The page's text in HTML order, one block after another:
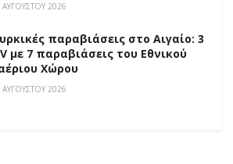
ΑΥΓΟΎΣΤΟΥ 2026
παραβιάσεις στο Αιγαίο: 3
με 7 παραβιάσεις του Εθνικού
Χώρου
ΑΥΓΟΎΣΤΟΥ 2026